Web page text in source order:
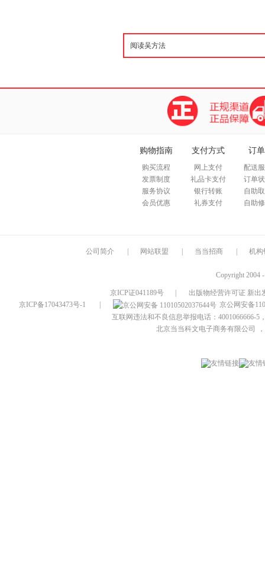
购物指南
购买流程
发票制度
服务协议
会员优惠
支付方式
网上支付
礼品卡支付
银行转账
礼券支付
订
配送
订单
自助
自助
公司简介 网站联盟 当当招商 机构
Copyright 2004
京ICP证041189号
出版物经营许可证 新出
京ICP备17043473号-1
京公网安备
互联网违法和不良信息举报电话：4001066666-5
北京当当科文电子商务有限公司